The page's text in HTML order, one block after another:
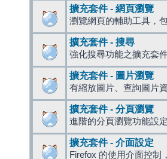
擴充套件 - 網頁瀏覽
瀏覽網頁的輔助工具，
擴充套件 - 搜尋
強化搜尋功能之擴充套
擴充套件 - 圖片瀏覽
有縮放圖片、查詢圖片
擴充套件 - 分頁瀏覽
進階的分頁瀏覽功能設定
擴充套件 - 介面設定
Firefox 的使用介面控制